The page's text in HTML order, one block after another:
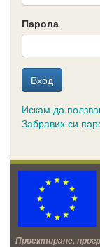
Парола
Искам да
Забравих си
Проектиране,